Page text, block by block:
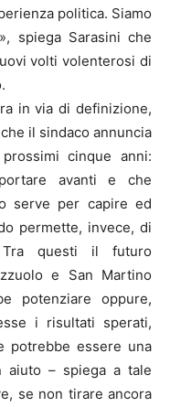
politica. Siamo
spiega Sarasini che
volti volenterosi di
in via di definizione,
il sindaco annuncia
cinque anni:
avanti e che
serve per capire ed
permette, invece, di
questi il futuro
e San Martino
potenziare oppure,
i risultati sperati,
potrebbe essere una
aiuto – spiega a tale
se non tirare ancora